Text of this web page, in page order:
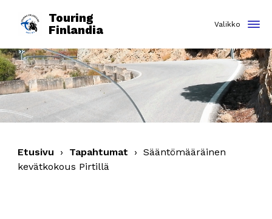
Touring
Finlandia
Etusivu › Tapahtumat ›Sääntömääräinen
kevätkokous Pirtillä